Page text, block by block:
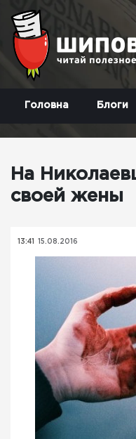
Головна Блоги
На
своей жены
13:41 15.08.2016